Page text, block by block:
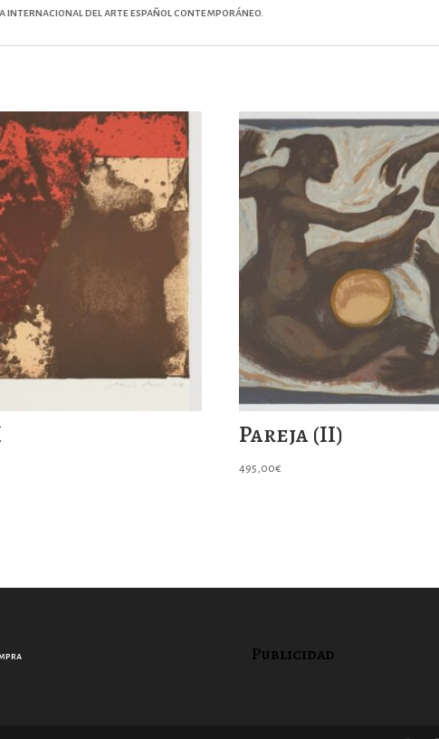
internacional del arte español contemporáneo.
Pareja (II)
495,00€
Publicidad